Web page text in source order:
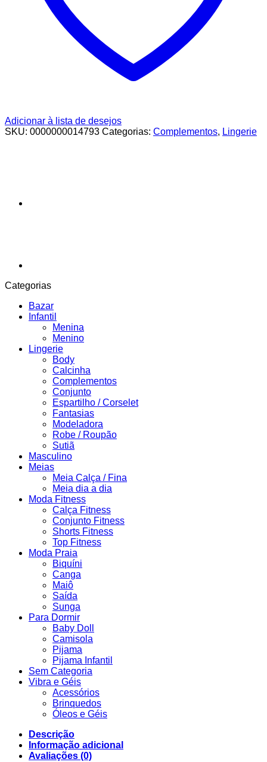
Adicionar à lista de desejos
SKU: 0000000014793 Categorias: Complementos, Lingerie
Categorias
Bazar
Infantil
Menina
Menino
Lingerie
Body
Calcinha
Complementos
Conjunto
Espartilho / Corselet
Fantasias
Modeladora
Robe / Roupão
Sutiã
Masculino
Meias
Meia Calça / Fina
Meia dia a dia
Moda Fitness
Calça Fitness
Conjunto Fitness
Shorts Fitness
Top Fitness
Moda Praia
Biquíni
Canga
Maiô
Saída
Sunga
Para Dormir
Baby Doll
Camisola
Pijama
Pijama Infantil
Sem Categoria
Vibra e Géis
Acessórios
Brinquedos
Óleos e Géis
Descrição
Informação adicional
Avaliações (0)